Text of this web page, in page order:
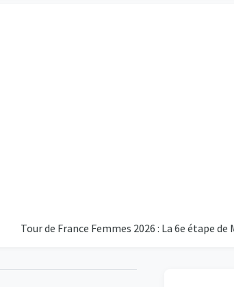
de France Femmes 2026 : La 6e étape de